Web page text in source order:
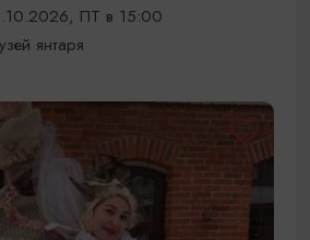
ПТ в 15:00
янтаря